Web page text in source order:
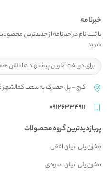
خبرنامه
با ثبت نام در خبرنامه از جدیدترین
شوید
کرج - پل حصارک به سمت کمالشهر
09126334911
پربازدیدترین گروه محصولات
مخزن پلی اتیلن افقی
مخزن پلی اتیلن عمودی